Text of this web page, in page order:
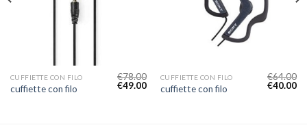
CUFFIETTE CON FILO
cuffiette con filo
€78.00
€49.00
CUFFIETTE CON FILO
cuffiette con filo
€64.00
€40.00